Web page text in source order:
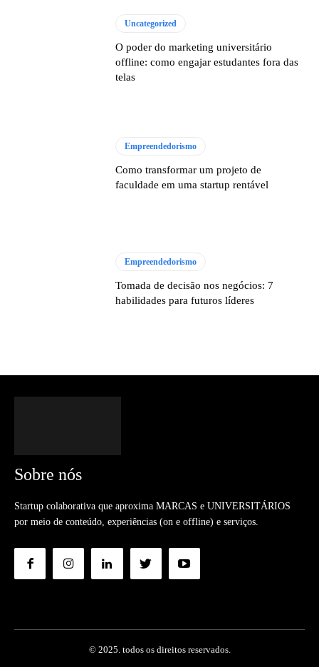
Uncategorized
O poder do marketing universitário
offline: como engajar estudantes fora das
telas
Empreendedorismo
Como transformar um projeto de
faculdade em uma startup rentável
Empreendedorismo
Tomada de decisão nos negócios: 7
habilidades para futuros líderes
Sobre nós
Startup colaborativa que aproxima MARCAS e UNIVERSITÁRIOS
por meio de conteúdo, experiências (on e offline) e serviços.
© 2025. todos os direitos reservados.